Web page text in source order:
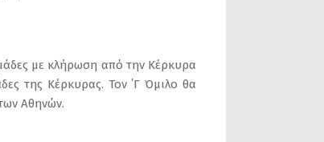
με κλήρωση από την Κέρκυρα
της Κέρκυρας. Τον ΄Γ Όμιλο θα
Αθηνών.